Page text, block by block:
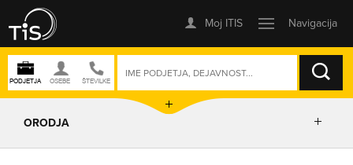
ISKANJE
ORODJA